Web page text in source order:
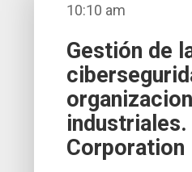
10:10 am
Gestión de
industriales.
Corporation